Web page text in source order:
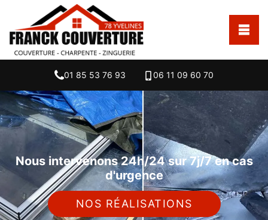
01 85 53 76 93 06 11 09 60 70
Nous intervenons 24h/24 sur 7j/7 en cas
d'urgence
NOS RÉALISATIONS